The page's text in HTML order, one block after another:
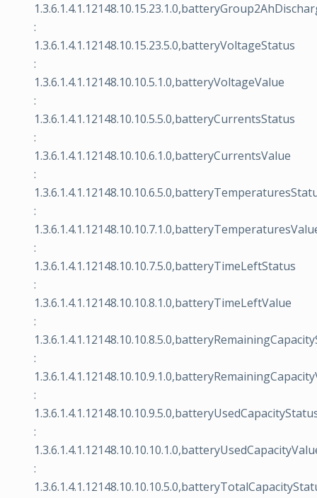
:
1.3.6.1.4.1.12148.10.15.23.5.0,batteryVoltageStatus
:
1.3.6.1.4.1.12148.10.10.5.1.0,batteryVoltageValue
:
1.3.6.1.4.1.12148.10.10.5.5.0,batteryCurrentsStatus
:
1.3.6.1.4.1.12148.10.10.6.1.0,batteryCurrentsValue
:
:
:
1.3.6.1.4.1.12148.10.10.7.5.0,batteryTimeLeftStatus
:
1.3.6.1.4.1.12148.10.10.8.1.0,batteryTimeLeftValue
:
:
:
:
: